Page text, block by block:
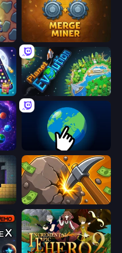
Merge Miner
Planet Evolution: Idle Clicker
Planet Clicker 2
Mine Clicker